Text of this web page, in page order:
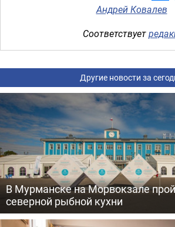
Андрей Ковалев
Соответствует
Другие новости за
В Мурманске на Морвокзале
северной рыбной кухни